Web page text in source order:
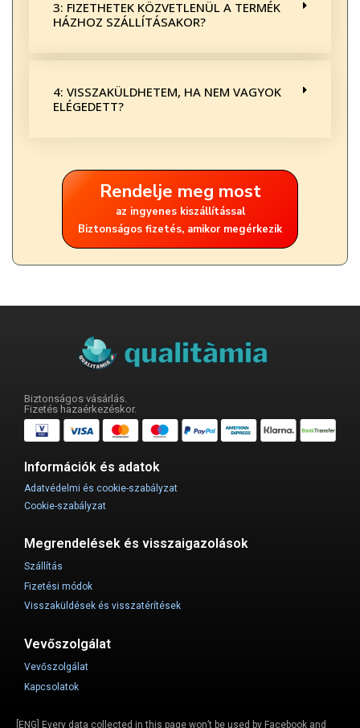
3: FIZETHETEK KÖZVETLENÜL A TERMÉK
HÁZHOZ SZÁLLÍTÁSAKOR?
4: VISSZAKÜLDHETEM, HA NEM VAGYOK
ELÉGEDETT?
Rendelje meg most
az ingyenes kiszállítással
Biztonságos fizetés, amikor megérkezik
Biztonságos vásárlás.
Fizetés hazaérkezéskor.
Információk és adatok
Adatvédelmi és cookie-szabályzat
Cookie-szabályzat
Megrendelések és visszaigazolások
Szállítás
Fizetési módok
Visszaküldések és visszatérítések
Vevőszolgálat
Vevőszolgálat
Kapcsolatok
[ENG] Every data collected in this page won’t be used by Facebook and